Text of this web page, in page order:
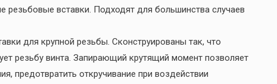
вставки. Подходят для большинства случаев
для крупной резьбы. Сконструированы так, что
резьбу винта. Запирающий крутящий момент позволяет
предотвратить откручивание при воздействии